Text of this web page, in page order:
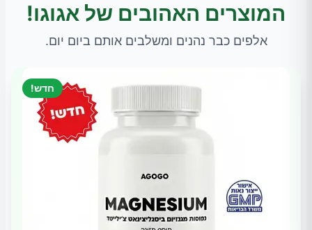
המוצרים האהובים של אגוגו!
אלפים כבר נהנים ומשלבים אותם ביום יום.
חדש!